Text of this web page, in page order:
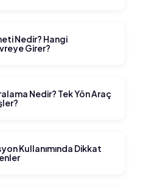
Nedir? Hangi
Girer?
Nedir? Tek Yön Araç
Kullanımında Dikkat